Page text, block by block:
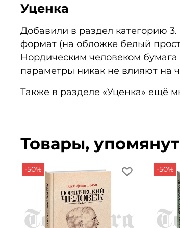
Уценка
Добавили в раздел категорию
формат (на обложке белый
Нордическим человеком бумага
параметры никак не влияют на
Также в разделе «Уценка» ещё
Товары,
-50% -50%